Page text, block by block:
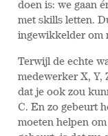
doen is: we gaan
met skills letten.
ingewikkelder om
Terwijl de echte
medewerker X, Y,
dat je ook zou
C. En zo gebeurt
moeten helpen